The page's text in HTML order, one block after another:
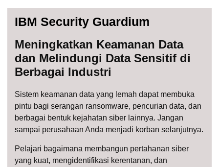
IBM Security Guardium
Meningkatkan Keamanan Data
dan Melindungi Data Sensitif di
Berbagai Industri
Sistem keamanan data yang lemah dapat membuka
pintu bagi serangan ransomware, pencurian data, dan
berbagai bentuk kejahatan siber lainnya. Jangan
sampai perusahaan Anda menjadi korban selanjutnya.
Pelajari bagaimana membangun pertahanan siber
yang kuat, mengidentifikasi kerentanan, dan